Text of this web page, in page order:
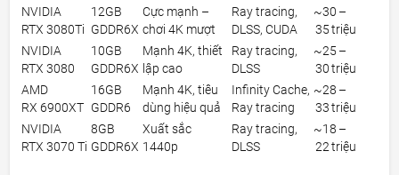
NVIDIA
RTX 3080Ti
12GB
GDDR6X
Cực mạnh –
chơi 4K mượt
Ray tracing,
DLSS, CUDA
~30 –
35 triệu
NVIDIA
RTX 3080
10GB
GDDR6X
Mạnh 4K, thiết
lập cao
Ray tracing,
DLSS
~25 –
30 triệu
AMD
RX 6900XT
16GB
GDDR6
Mạnh 4K, tiêu
dùng hiệu quả
Infinity Cache,
Ray tracing
~28 –
33 triệu
NVIDIA
RTX 3070 Ti
8GB
GDDR6X
Xuất sắc
1440p
Ray tracing,
DLSS
~18 –
22 triệu